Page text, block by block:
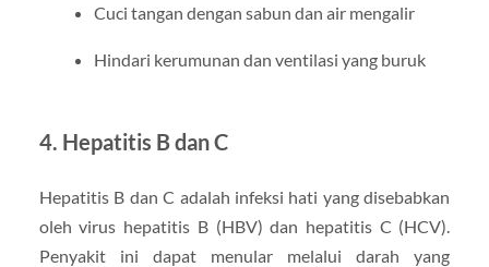
Cuci tangan dengan sabun dan air mengalir
Hindari kerumunan dan ventilasi yang buruk
4. Hepatitis B dan C
Hepatitis B dan C adalah infeksi hati yang disebabkan
oleh virus hepatitis B (HBV) dan hepatitis C (HCV).
Penyakit ini dapat menular melalui darah yang